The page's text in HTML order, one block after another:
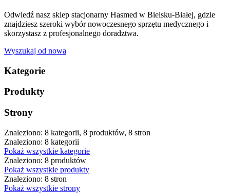
Odwiedź nasz sklep stacjonarny Hasmed w Bielsku-Białej, gdzie
znajdziesz szeroki wybór nowoczesnego sprzętu medycznego i
skorzystasz z profesjonalnego doradztwa.
Wyszukaj od nowa
Kategorie
Produkty
Strony
Znaleziono: 8 kategorii, 8 produktów, 8 stron
Znaleziono: 8 kategorii
Pokaż wszystkie kategorie
Znaleziono: 8 produktów
Pokaż wszystkie produkty
Znaleziono: 8 stron
Pokaż wszystkie strony